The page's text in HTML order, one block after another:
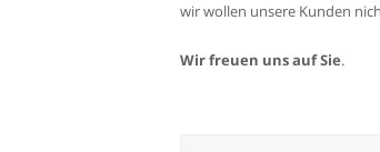
wir wollen unsere Kunden
Wir freuen uns auf Sie.